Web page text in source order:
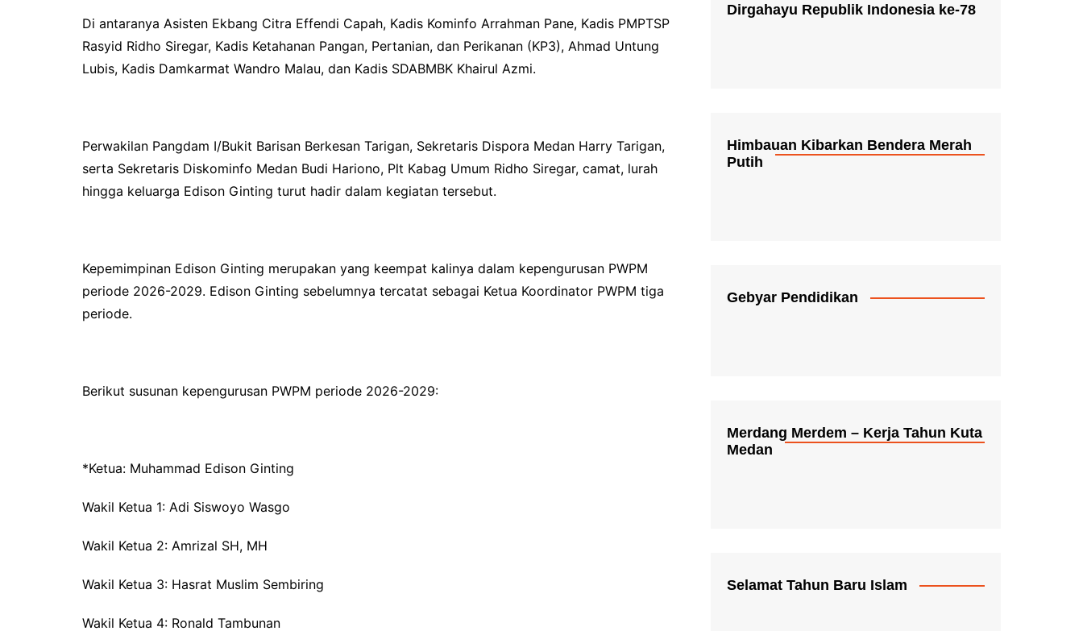
Di antaranya Asisten Ekbang Citra Effendi Capah, Kadis Kominfo Arrahman Pane, Kadis PMPTSP
Rasyid Ridho Siregar, Kadis Ketahanan Pangan, Pertanian, dan Perikanan (KP3), Ahmad Untung
Lubis, Kadis Damkarmat Wandro Malau, dan Kadis SDABMBK Khairul Azmi.
Perwakilan Pangdam I/Bukit Barisan Berkesan Tarigan, Sekretaris Dispora Medan Harry Tarigan,
serta Sekretaris Diskominfo Medan Budi Hariono, Plt Kabag Umum Ridho Siregar, camat, lurah
hingga keluarga Edison Ginting turut hadir dalam kegiatan tersebut.
Kepemimpinan Edison Ginting merupakan yang keempat kalinya dalam kepengurusan PWPM
periode 2026-2029. Edison Ginting sebelumnya tercatat sebagai Ketua Koordinator PWPM tiga
periode.
Berikut susunan kepengurusan PWPM periode 2026-2029:
*Ketua: Muhammad Edison Ginting
Wakil Ketua 1: Adi Siswoyo Wasgo
Wakil Ketua 2: Amrizal SH, MH
Wakil Ketua 3: Hasrat Muslim Sembiring
Wakil Ketua 4: Ronald Tambunan
Dirgahayu Republik Indonesia ke-78
Himbauan Kibarkan Bendera Merah
Putih
Gebyar Pendidikan
Merdang Merdem – Kerja Tahun Kuta
Medan
Selamat Tahun Baru Islam